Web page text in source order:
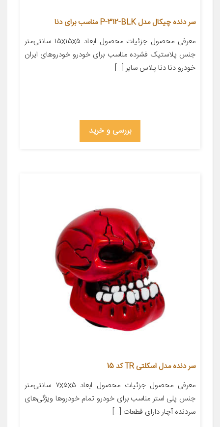
سر دنده چیکال مدل P-312-BLK مناسب برای دنا
معرفی محصول جزئیات محصول ابعاد ۱۵x۱۵x۵ سانتی‌متر
جنس پلاستیک فشرده مناسب برای خودرو خودروهای ایران
خودرو دنا دنا پلاس سایر […]
بررسی و خرید
سر دنده مدل اسکلتی TR کد 15
معرفی محصول جزئیات محصول ابعاد ۷x۵x۵ سانتی‌متر
جنس پلی استر مناسب برای خودرو تمام خودروها ویژگی‌های
سردنده آچار دارای قطعات […]